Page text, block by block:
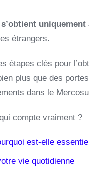
étrangers.
étapes clés pour
plus que des
dans le
compte vraiment ?
est-elle
vie quotidienne